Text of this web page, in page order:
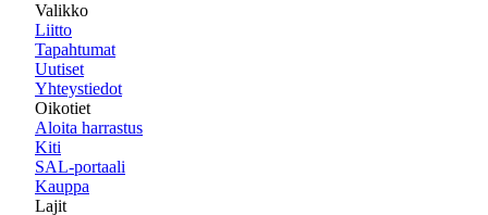
Valikko
Liitto
Tapahtumat
Uutiset
Yhteystiedot
Oikotiet
Aloita harrastus
Kiti
SAL-portaali
Kauppa
Lajit